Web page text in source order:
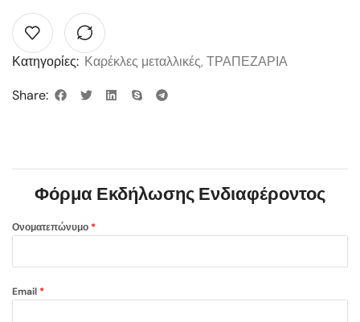
Κατηγορίες: Καρέκλες μεταλλικές, ΤΡΑΠΕΖΑΡΙΑ
Share:
Φόρμα Εκδήλωσης Ενδιαφέροντος
Ονοματεπώνυμο *
Email *